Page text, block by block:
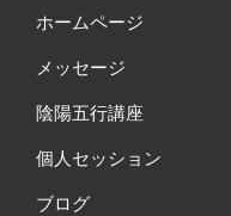
ホームページ
メッセージ
陰陽五行講座
個人セッション
ブログ